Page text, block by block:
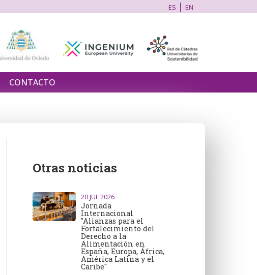
ES EN
CONTACTO
Otras noticias
20JUL 2026
Jornada
Internacional
"Alianzas para el
Fortalecimiento del
Derecho a la
Alimentación en
España, Europa, África,
América Latina y el
Caribe"